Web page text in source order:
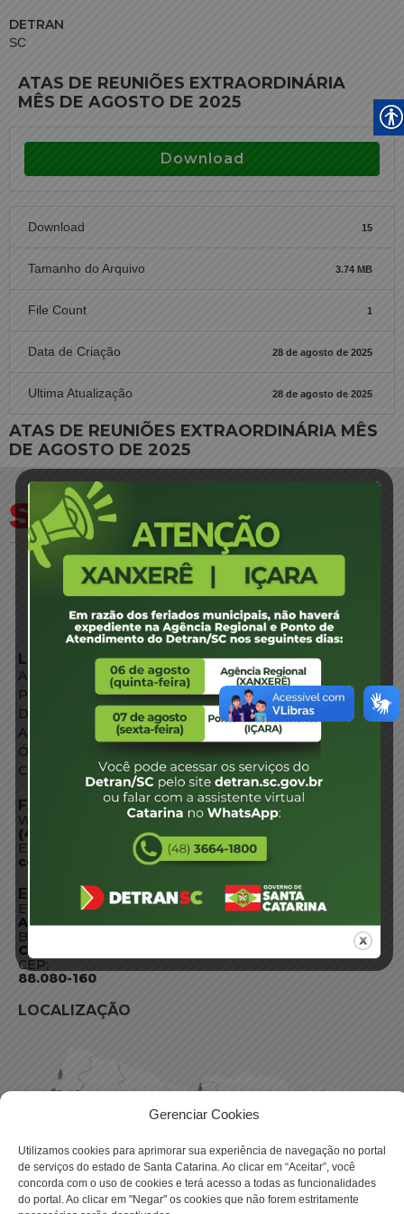
Gerenciar Cookies
Utilizamos cookies para aprimorar sua experiência de navegação no portal
de serviços do estado de Santa Catarina. Ao clicar em “Aceitar”, você
concorda com o uso de cookies e terá acesso a todas as funcionalidades
do portal. Ao clicar em "Negar" os cookies que não forem estritamente
DETRAN
SC
ATAS DE REUNIÕES EXTRAORDINÁRIA
MÊS DE AGOSTO DE 2025
Download
Download 15
Tamanho do Arquivo 3.74 MB
File Count 1
Data de Criação 28 de agosto de 2025
Ultima Atualização 28 de agosto de 2025
ATAS DE REUNIÕES EXTRAORDINÁRIA MÊS
DE AGOSTO DE 2025
LINKS EXTERNOS
Agência de Notícias
Portal de Serviços
Diário Oficial
Acesso à Informação
Órgãos do Governo
Conheça SC
FALE CONOSCO
WhatsApp:
(48) 3664-1800
E-mail:
centraldeinformacoes@detran.sc.gov.br
ENDEREÇO
Endereço:
Av. Almirante Tamandaré - 480
Bairro:
Coqueiros, Florianópolis SC
CEP:
88.080-160
LOCALIZAÇÃO